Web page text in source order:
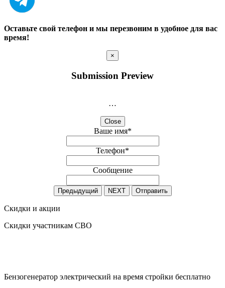
Оставьте свой телефон и мы перезвоним в удобное для вас
время!
×
Submission Preview
…
Close
Ваше имя*
Телефон*
Сообщение
Предыдущий NEXT Отправить
Скидки и акции
Скидки участникам СВО
Бензогенератор электрический на время стройки бесплатно